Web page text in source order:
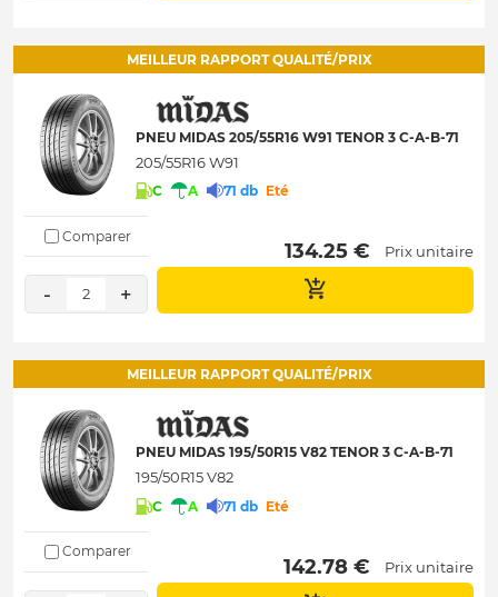
MEILLEUR RAPPORT QUALITÉ/PRIX
PNEU MIDAS 205/55R16 W91 TENOR 3 C-A-B-71
205/55R16 W91
C A 71 db Eté
Comparer
- 2 +
134.25 € Prix unitaire
MEILLEUR RAPPORT QUALITÉ/PRIX
PNEU MIDAS 195/50R15 V82 TENOR 3 C-A-B-71
195/50R15 V82
C A 71 db Eté
Comparer
142.78 € Prix unitaire